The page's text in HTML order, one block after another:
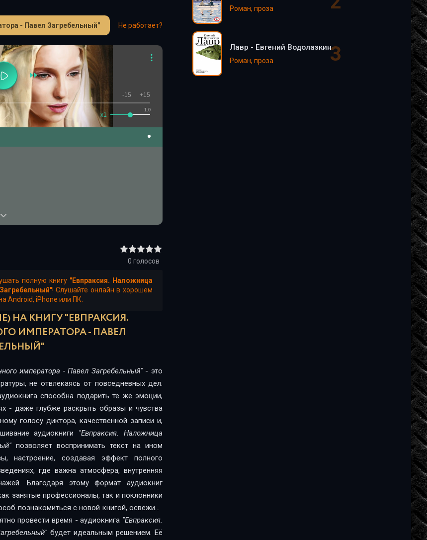
- Павел Загребельный" Не работает?
1.0
x1
-15 +15
0 голосов
полную книгу "Евпраксия. Наложница
! Слушайте онлайн в хорошем
Android, iPhone или ПК.
НА КНИГУ "ЕВПРАКСИЯ.
ИМПЕРАТОРА - ПАВЕЛ
императора - Павел Загребельный"- это
не отвлекаясь от повседневных дел.
способна подарить те же эмоции,
- даже глубже раскрыть образы и чувства
голосу диктора, качественной записи и,
аудиокниги "Евпраксия. Наложница
позволяет воспринимать текст на ином
настроение, создавая эффект полного
где важна атмосфера, внутренняя
Благодаря этому формат аудиокниг
занятые профессионалы, так и поклонники
провести время - аудиокнига "Евпраксия.
будет идеальным решением. Её
Роман, проза
Лавр - Евгений Водолазкин
Роман, проза